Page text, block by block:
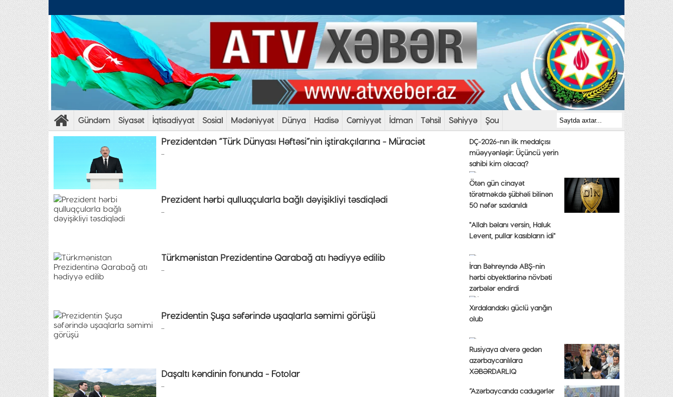
Gündəm Siyasət İqtisadiyyat Sosial Mədəniyyət Dünya Hadisə Cəmiyyət İdman Təhsil Səhiyyə Şou
Prezidentdən “Türk Dünyası Həftəsi”nin iştirakçılarına - Müraciət
Prezident hərbi qulluqçularla bağlı dəyişikliyi təsdiqlədi
Türkmənistan Prezidentinə Qarabağ atı hədiyyə edilib
Prezidentin Şuşa səfərində uşaqlarla səmimi görüşü
Daşaltı kəndinin fonunda - Fotolar
DÇ-2026-nın ilk medalçısı
müəyyənləşir: Üçüncü yerin
sahibi kim olacaq?
Ötən gün cinayət
törətməkdə şübhəli bilinən
50 nəfər saxlanıldı
"Allah bəlanı versin, Haluk
Levent, pullar kasıbların idi"
İran Bəhreyndə ABŞ-nin
hərbi obyektlərinə növbəti
zərbələr endirdi
Xırdalandakı güclü yanğın
olub
Rusiyaya alverə gedən
azərbaycanlılara
XƏBƏRDARLIQ
“Azərbaycanda cadugərlər